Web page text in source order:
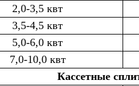
2,0-3,5 квт
3,5-4,5 квт
5,0-6,0 квт
7,0-10,0 квт
Кассетные